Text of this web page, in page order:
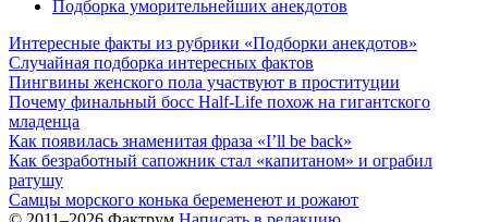
Подборка уморительнейших анекдотов
Интересные факты из рубрики «Подборки анекдотов»
Случайная подборка интересных фактов
Пингвины женского пола участвуют в проституции
Почему финальный босс Half-Life похож на гигантского
младенца
Как появилась знаменитая фраза «I’ll be back»
Как безработный сапожник стал «капитаном» и ограбил
ратушу
Самцы морского конька беременеют и рожают